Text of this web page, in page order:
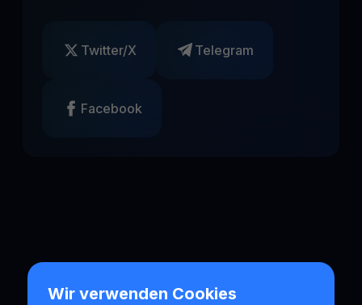
Wir verwenden Cookies
Twitter/X Telegram
Facebook